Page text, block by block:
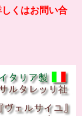
くはお問い合